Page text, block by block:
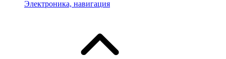
Электроника, навигация